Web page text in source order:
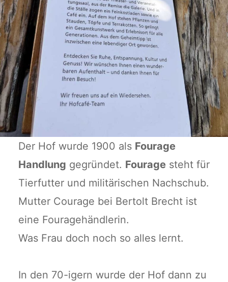
Der Hof wurde 1900 als Fourage
Handlung gegründet. Fourage steht für
Tierfutter und militärischen Nachschub.
Mutter Courage bei Bertolt Brecht ist
eine Fouragehändlerin.
Was Frau doch noch so alles lernt.
In den 70-igern wurde der Hof dann zu